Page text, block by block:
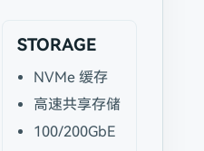
STORAGE
NVMe 缓存
高速共享存储
100/200GbE